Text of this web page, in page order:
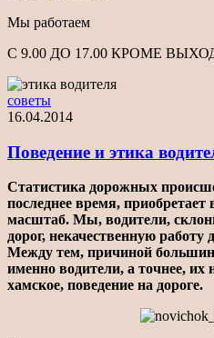
Мы работаем
С 9.00 ДО 17.00 КРОМЕ
советы
16.04.2014
Поведение и этика
Статистика дорожных
последнее время,
масштаб. Мы, водители,
дорог, некачественную
Между тем, причиной
именно водители, а точнее, их
хамское, поведение на дороге.